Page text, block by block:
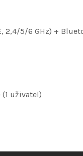
2,4/5/6 GHz) +
uživatel)